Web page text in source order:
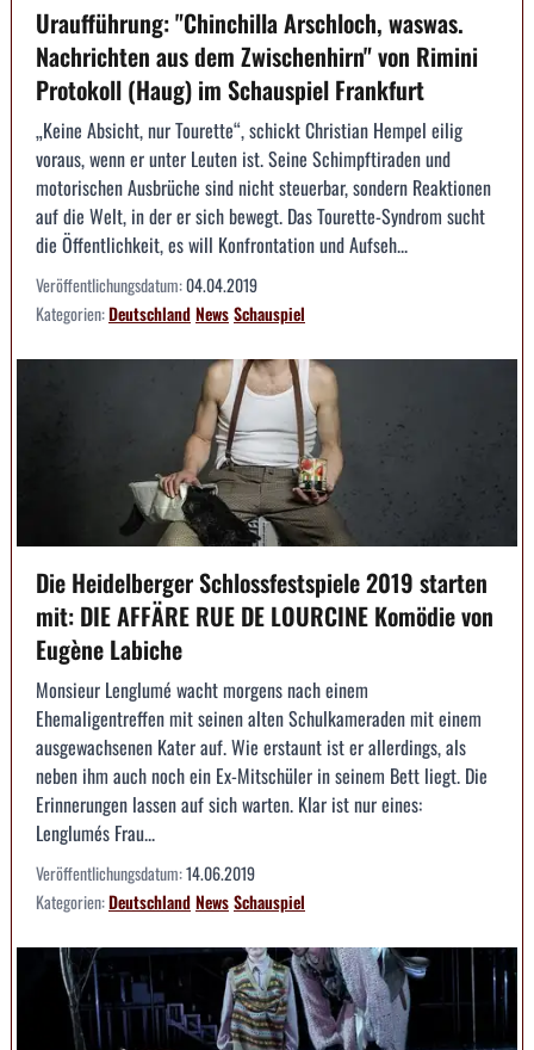
Uraufführung: "Chinchilla Arschloch, waswas.
Nachrichten aus dem Zwischenhirn" von Rimini
Protokoll (Haug) im Schauspiel Frankfurt
„Keine Absicht, nur Tourette“, schickt Christian Hempel eilig
voraus, wenn er unter Leuten ist. Seine Schimpftiraden und
motorischen Ausbrüche sind nicht steuerbar, sondern Reaktionen
auf die Welt, in der er sich bewegt. Das Tourette-Syndrom sucht
die Öffentlichkeit, es will Konfrontation und Aufseh...
Veröffentlichungsdatum:04.04.2019
Kategorien:DeutschlandNewsSchauspiel
Die Heidelberger Schlossfestspiele 2019 starten
mit: DIE AFFÄRE RUE DE LOURCINE Komödie von
Eugène Labiche
Monsieur Lenglumé wacht morgens nach einem
Ehemaligentreffen mit seinen alten Schulkameraden mit einem
ausgewachsenen Kater auf. Wie erstaunt ist er allerdings, als
neben ihm auch noch ein Ex-Mitschüler in seinem Bett liegt. Die
Erinnerungen lassen auf sich warten. Klar ist nur eines:
Lenglumés Frau...
Veröffentlichungsdatum:14.06.2019
Kategorien:DeutschlandNewsSchauspiel